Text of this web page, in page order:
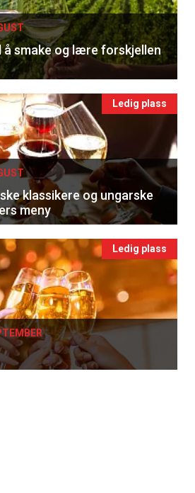
nyhetsbrev fra
å smake og lære forskjellen
Ledig plass
klassikere og ungarske
meny
Ledig plass